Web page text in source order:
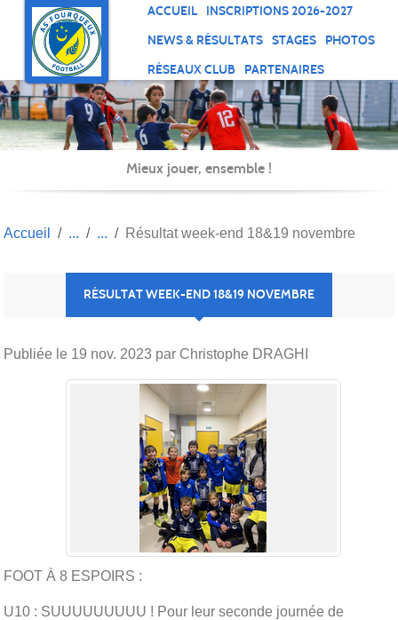
ACCUEIL
INSCRIPTIONS 2026-2027
NEWS & RÉSULTATS
STAGES
PHOTOS
RÉSEAUX CLUB
PARTENAIRES
Mieux jouer, ensemble !
Accueil Résultat week-end 18&19 novembre
RÉSULTAT WEEK-END 18&19 NOVEMBRE
Publiée le 19 nov. 2023 par Christophe DRAGHI
FOOT À 8 ESPOIRS :
U10 : SUUUUUUUUU ! Pour leur seconde journée de
Panneau de gestion des cookies